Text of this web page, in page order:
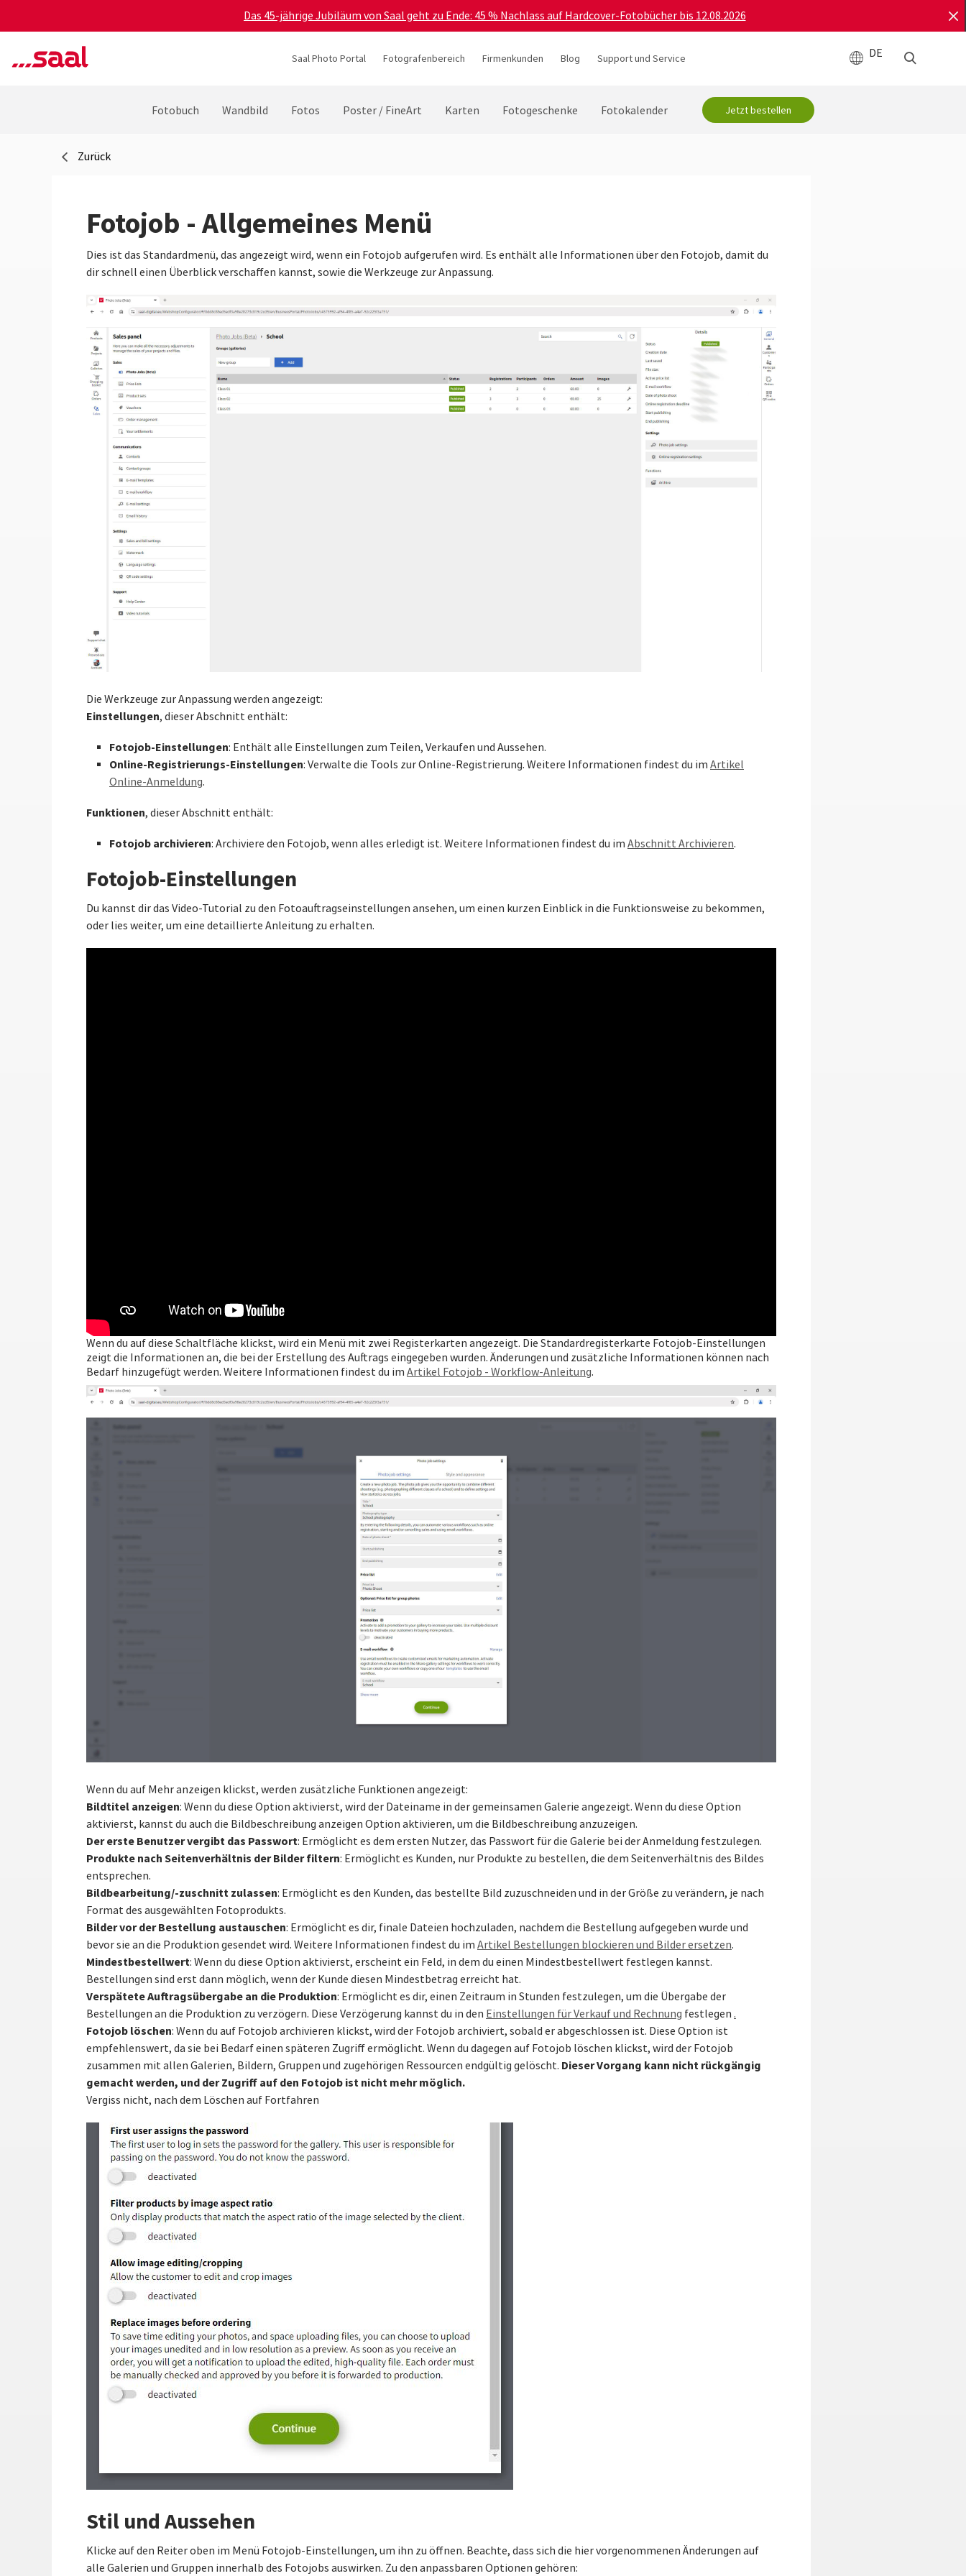
Das 45-jährige Jubiläum von Saal geht zu Ende: 45 % Nachlass auf Hardcover-Fotobücher bis 12.08.2026
Saal Photo Portal Fotografenbereich Firmenkunden Blog Support und Service DE
Fotobuch Wandbild Fotos Poster / FineArt Karten Fotogeschenke Fotokalender Jetzt bestellen
Zurück
Fotojob - Allgemeines Menü
Dies ist das Standardmenü, das angezeigt wird, wenn ein Fotojob aufgerufen wird. Es enthält alle Informationen über den Fotojob, damit du
dir schnell einen Überblick verschaffen kannst, sowie die Werkzeuge zur Anpassung.
Die Werkzeuge zur Anpassung werden angezeigt:
Einstellun­gen, dieser Abschnitt enthält:
Fotojob-Einstellungen: Enthält alle Einstellungen zum Teilen, Verkaufen und Aussehen.
Online-Registrierungs-Einstellungen: Verwalte die Tools zur Online-Registrierung. Weitere Informationen findest du im Artikel
Online-Anmeldung.
Funktionen, dieser Abschnitt enthält:
Fotojob archivieren: Archiviere den Fotojob, wenn alles erledigt ist. Weitere Informationen findest du im Abschnitt Archivieren.
Fotojob-Einstellungen
Du kannst dir das Video-Tutorial zu den Fotoauftragseinstellungen ansehen, um einen kurzen Einblick in die Funktionsweise zu bekommen,
oder lies weiter, um eine detaillierte Anleitung zu erhalten.
Wenn du auf diese Schaltfläche klickst, wird ein Menü mit zwei Registerkarten angezeigt. Die Standardregisterkarte Fotojob-Einstellungen
zeigt die Informationen an, die bei der Erstellung des Auftrags eingegeben wurden. Änderungen und zusätzliche Informationen können nach
Bedarf hinzugefügt werden. Weitere Informationen findest du im Artikel Fotojob - Workflow-Anleitung.
Wenn du auf Mehr anzeigen klickst, werden zusätzliche Funktionen angezeigt:
Bildtitel anzeigen: Wenn du diese Option aktivierst, wird der Dateiname in der gemeinsamen Galerie angezeigt. Wenn du diese Option
aktivierst, kannst du auch die Bildbeschreibung anzeigen Option aktivieren, um die Bildbeschreibung anzuzeigen.
Der erste Benutzer vergibt das Passwort: Ermöglicht es dem ersten Nutzer, das Passwort für die Galerie bei der Anmeldung festzulegen.
Produkte nach Seitenverhältnis der Bilder filtern: Ermöglicht es Kunden, nur Produkte zu bestellen, die dem Seitenverhältnis des Bildes
entsprechen.
Bildbearbeitung/-zuschnitt zulassen: Ermöglicht es den Kunden, das bestellte Bild zuzuschneiden und in der Größe zu verändern, je nach
Format des ausgewählten Fotoprodukts.
Bilder vor der Bestellung austauschen: Ermöglicht es dir, finale Dateien hochzuladen, nachdem die Bestellung aufgegeben wurde und
bevor sie an die Produktion gesendet wird. Weitere Informationen findest du im Artikel Bestellungen blockieren und Bilder ersetzen.
Mindestbestellwert: Wenn du diese Option aktivierst, erscheint ein Feld, in dem du einen Mindestbestellwert festlegen kannst.
Bestellungen sind erst dann möglich, wenn der Kunde diesen Mindestbetrag erreicht hat.
Verspätete Auftragsübergabe an die Produktion: Ermöglicht es dir, einen Zeitraum in Stunden festzulegen, um die Übergabe der
Bestellungen an die Produktion zu verzögern. Diese Verzögerung kannst du in den Einstellungen für Verkauf und Rechnung festlegen .
Fotojob löschen: Wenn du auf Fotojob archivieren klickst, wird der Fotojob archiviert, sobald er abgeschlossen ist. Diese Option ist
empfehlenswert, da sie bei Bedarf einen späteren Zugriff ermöglicht. Wenn du dagegen auf Fotojob löschen klickst, wird der Fotojob
zusammen mit allen Galerien, Bildern, Gruppen und zugehörigen Ressourcen endgültig gelöscht. Dieser Vorgang kann nicht rückgängig
gemacht werden, und der Zugriff auf den Fotojob ist nicht mehr möglich.
Vergiss nicht, nach dem Löschen auf Fortfahren
Stil und Aussehen
Klicke auf den Reiter oben im Menü Fotojob-Einstellungen, um ihn zu öffnen. Beachte, dass sich die hier vorgenommenen Änderungen auf
alle Galerien und Gruppen innerhalb des Fotojobs auswirken. Zu den anpassbaren Optionen gehören: